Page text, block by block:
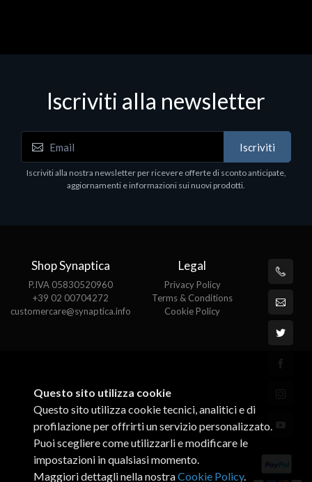
Iscriviti alla newsletter
Iscriviti
Iscriviti alla nostra newsletter per ricevere offerte di sconto anticipate,
aggiornamenti e informazioni sui nuovi prodotti.
Shop Synaptica
P.IVA 05830520960
+39 02 00704272
customercare@synaptica.info
Legal
Privacy Policy
Terms & Conditions
Cookie Policy
Questo sito utilizza cookie
Questo sito utilizza cookie tecnici, analitici e di
profilazione per offrirti un servizio personalizzato.
Puoi scegliere come utilizzarli e modificare le
impostazioni in qualsiasi momento.
Maggiori dettagli nella nostraCookie Policy.